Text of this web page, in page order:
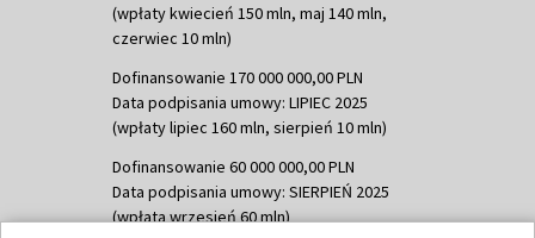
(wpłaty kwiecień 150 mln, maj 140 mln,
czerwiec 10 mln)
Dofinansowanie 170 000 000,00 PLN
Data podpisania umowy: LIPIEC 2025
(wpłaty lipiec 160 mln, sierpień 10 mln)
Dofinansowanie 60 000 000,00 PLN
Data podpisania umowy: SIERPIEŃ 2025
(wpłata wrzesień 60 mln)